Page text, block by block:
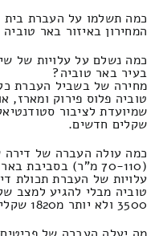
כמה תשלמו על העברת בית של 2 חדרים בעיר באר
המחירון באיזור באר טוביה זה 1760 ומקסימום
כמה נשלם על עלויות של
בעיר באר טוביה?
טוביה פלוס פירוק ומארז,
שקלים חדשים.
כמה עולה העברה של דירה
(70-110 מ"ר) בסביבת באר טוביה?
עלויות של העברת תכולת
טוביה מבלי להגיע למצב
3500 ולא יותר מ1820 שקלים.